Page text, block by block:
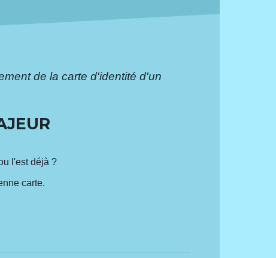
de la carte d'identité d'un
l'est déjà ?
carte.